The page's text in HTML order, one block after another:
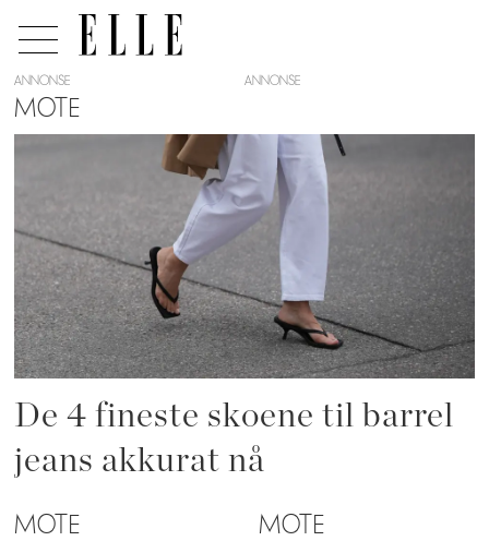
Tag:
ANNONSE
MOTE
De 4 fineste skoene til barrel
jeans akkurat nå
MOTE MOTE